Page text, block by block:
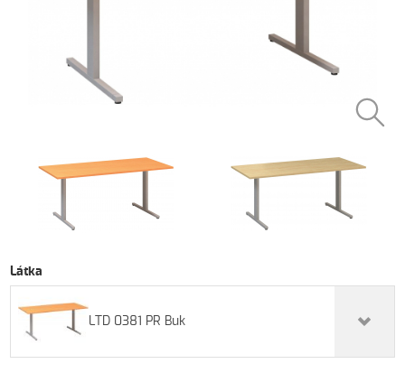
Látka
LTD 0381 PR Buk